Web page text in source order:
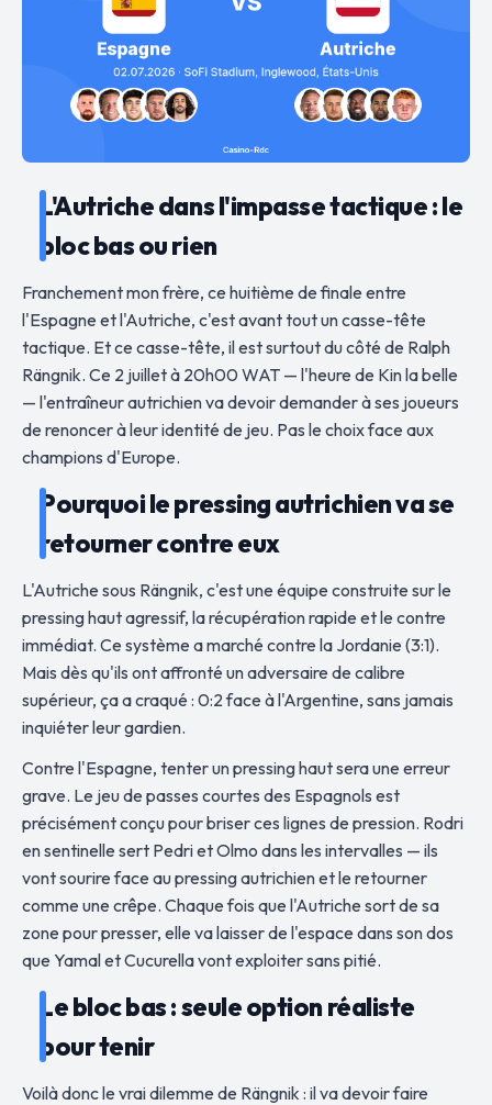
L'Autriche dans l'impasse tactique : le
bloc bas ou rien
Franchement mon frère, ce huitième de finale entre
l'Espagne et l'Autriche, c'est avant tout un casse-tête
tactique. Et ce casse-tête, il est surtout du côté de Ralph
Rängnik. Ce 2 juillet à 20h00 WAT — l'heure de Kin la belle
— l'entraîneur autrichien va devoir demander à ses joueurs
de renoncer à leur identité de jeu. Pas le choix face aux
champions d'Europe.
Pourquoi le pressing autrichien va se
retourner contre eux
L'Autriche sous Rängnik, c'est une équipe construite sur le
pressing haut agressif, la récupération rapide et le contre
immédiat. Ce système a marché contre la Jordanie (3:1).
Mais dès qu'ils ont affronté un adversaire de calibre
supérieur, ça a craqué : 0:2 face à l'Argentine, sans jamais
inquiéter leur gardien.
Contre l'Espagne, tenter un pressing haut sera une erreur
grave. Le jeu de passes courtes des Espagnols est
précisément conçu pour briser ces lignes de pression. Rodri
en sentinelle sert Pedri et Olmo dans les intervalles — ils
vont sourire face au pressing autrichien et le retourner
comme une crêpe. Chaque fois que l'Autriche sort de sa
zone pour presser, elle va laisser de l'espace dans son dos
que Yamal et Cucurella vont exploiter sans pitié.
Le bloc bas : seule option réaliste
pour tenir
Voilà donc le vrai dilemme de Rängnik : il va devoir faire